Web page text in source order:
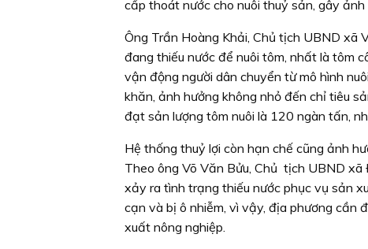
cấp thoát nước cho nuôi thuỷ sản, gây
Ông Trần Hoàng Khải, Chủ tịch UBND xã
đang thiếu nước để nuôi tôm, nhất là tôm
vận động người dân chuyển từ mô hình
khăn, ảnh hưởng không nhỏ đến chỉ tiêu
đạt sản lượng tôm nuôi là 120 ngàn tấn,
Hệ thống thuỷ lợi còn hạn chế cũng ảnh
Theo ông Võ Văn Bửu, Chủ tịch UBND
xảy ra tình trạng thiếu nước phục vụ sản
cạn và bị ô nhiễm, vì vậy, địa phương cần
xuất nông nghiệp.